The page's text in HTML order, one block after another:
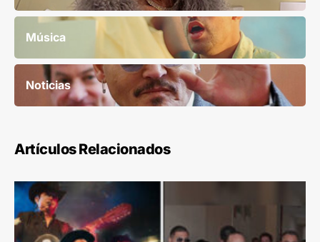
Música
Noticias
Artículos Relacionados